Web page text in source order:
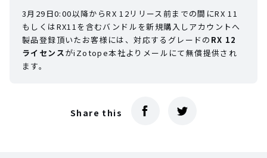
3月29日0:00以降からRX 12リリース前までの間にRX 11
もしくはRX11を含むバンドルを新規購入しアカウントへ
製品登録頂いたお客様には、対応するグレードの RX 12
ライセンスがiZotope本社よりメールにて無償提供され
ます。
Share this